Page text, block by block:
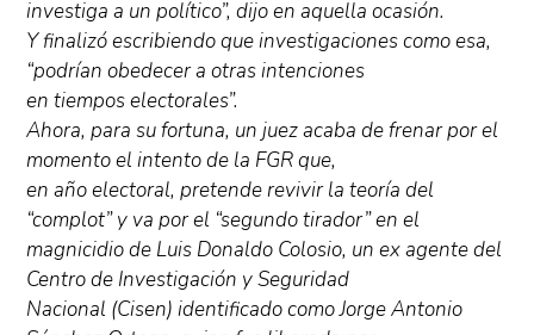
investiga a un político”, dijo en aquella ocasión.
Y finalizó escribiendo que investigaciones como esa,
“podrían obedecer a otras intenciones
en tiempos electorales”.
Ahora, para su fortuna, un juez acaba de frenar por el
momento el intento de la FGR que,
en año electoral, pretende revivir la teoría del
“complot” y va por el “segundo tirador” en el
magnicidio de Luis Donaldo Colosio, un ex agente del
Centro de Investigación y Seguridad
Nacional (Cisen) identificado como Jorge Antonio